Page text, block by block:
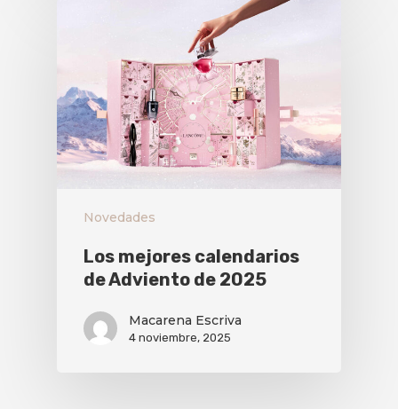
Novedades
Los mejores calendarios
de Adviento de 2025
Macarena Escriva
4 noviembre, 2025